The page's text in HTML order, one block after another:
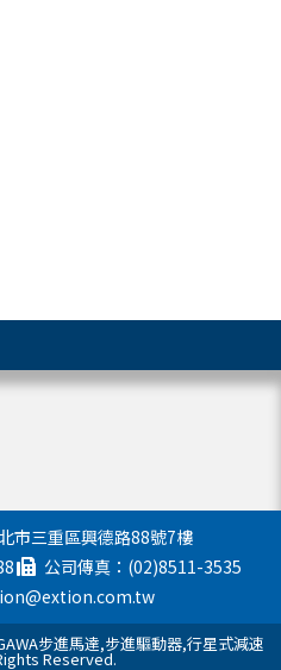
市三重區興德路88號7樓
公司傳真：(02)8511-3535
步進馬達,步進驅動器,行星式減速
Reserved.